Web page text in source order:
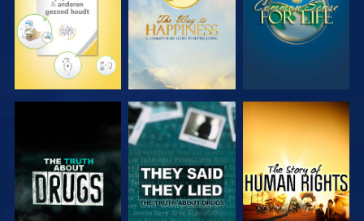
KIJK KIJK